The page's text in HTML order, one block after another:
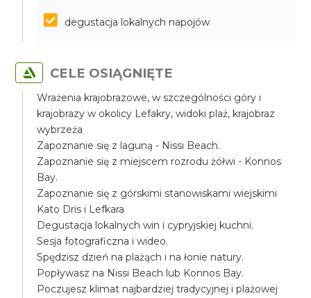
degustacja lokalnych napojów
CELE OSIĄGNIĘTE
Wrażenia krajobrazowe, w szczególności góry i
krajobrazy w okolicy Lefakry, widoki plaż, krajobraz
wybrzeża
Zapoznanie się z laguną - Nissi Beach.
Zapoznanie się z miejscem rozrodu żółwi - Konnos
Bay.
Zapoznanie się z górskimi stanowiskami wiejskimi
Kato Dris i Lefkara
Degustacja lokalnych win i cypryjskiej kuchni.
Sesja fotograficzna i wideo.
Spędzisz dzień na plażąch i na łonie natury.
Popływasz na Nissi Beach lub Konnos Bay.
Poczujesz klimat najbardziej tradycyjnej i plażowej